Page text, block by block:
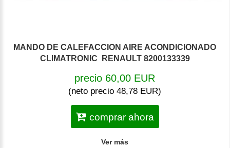
MANDO DE CALEFACCION AIRE ACONDICIONADO
CLIMATRONIC RENAULT 8200133339
precio 60,00 EUR
(neto precio 48,78 EUR)
comprar ahora
Ver más